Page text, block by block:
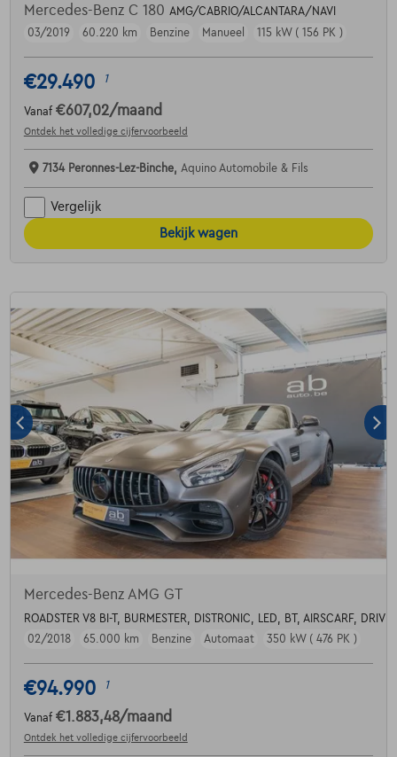
Mercedes-Benz C 180 AMG/CABRIO/ALCANTARA/NAVI
03/2019
60.220 km Benzine Manueel 115 kW ( 156 PK )
€29.490 1
Vanaf €607,02/maand
Ontdek het volledige cijfervoorbeeld
7134 Peronnes-Lez-Binche, Aquino Automobile & Fils
Vergelijk
Bekijk wagen
Mercedes-Benz AMG GT
ROADSTER V8 BI-T, BURMESTER, DISTRONIC, LED, BT, AIRSCARF, DRIVE
02/2018
65.000 km Benzine Automaat 350 kW ( 476 PK )
€94.990 1
Vanaf €1.883,48/maand
Ontdek het volledige cijfervoorbeeld